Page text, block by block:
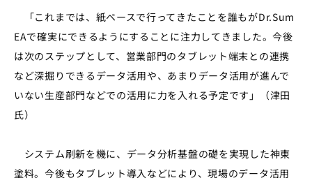
「これまでは、紙ベースで行ってきたことを誰もがDr.Sum
EAで確実にできるようにすることに注力してきました。今後
は次のステップとして、営業部門のタブレット端末との連携
など深掘りできるデータ活用や、あまりデータ活用が進んで
いない生産部門などでの活用に力を入れる予定です」（津田
氏）
システム刷新を機に、データ分析基盤の礎を実現した神東
塗料。今後もタブレット導入などにより、現場のデータ活用